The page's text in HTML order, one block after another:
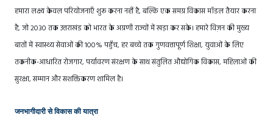
हमारा लक्ष्य केवल परियोजनाएँ शुरू करना नहीं है, बल्कि एक समग्र विकास मॉडल तैयार करना
है, जो 2030 तक उत्तराखंड को भारत के अग्रणी राज्यों में खड़ा कर सके। हमारे विज़न की मुख्य
बातों में स्वास्थ्य सेवाओं की 100% पहुँच, हर बच्चे तक गुणवत्तापूर्ण शिक्षा, युवाओं के लिए
तकनीक-आधारित रोजगार, पर्यावरण संरक्षण के साथ संतुलित औद्योगिक विकास, महिलाओं की
सुरक्षा, सम्मान और सशक्तिकरण शामिल है।
जनभागीदारी से विकास की यात्रा